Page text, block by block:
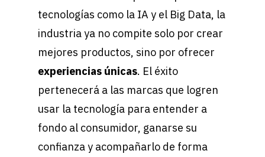
tecnologías como la IA y el Big Data, la
industria ya no compite solo por crear
mejores productos, sino por ofrecer
experiencias únicas. El éxito
pertenecerá a las marcas que logren
usar la tecnología para entender a
fondo al consumidor, ganarse su
confianza y acompañarlo de forma